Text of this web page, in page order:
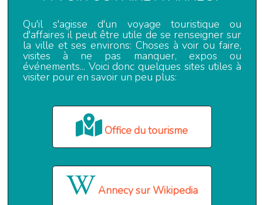
Qu'il s'agisse d'un voyage touristique ou
d'affaires il peut être utile de se renseigner sur
la ville et ses environs: Choses à voir ou faire,
visites à ne pas manquer, expos ou
événements... Voici donc quelques sites utiles à
visiter pour en savoir un peu plus:
Office du tourisme
Annecy sur Wikipedia